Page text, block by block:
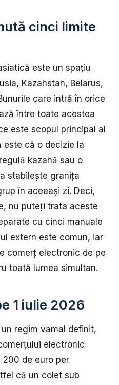
cinci limite
este un spațiu
Kazahstan, Belarus,
care intră în orice
între toate acestea
este scopul principal al
este că o decizie la
kazahă sau o
stabilește granița
în aceeași zi. Deci,
nu puteți trata aceste
cu cinci manuale
extern este comun, iar
comerț electronic de pe
toată lumea simultan.
1 iulie 2026
regim vamal definit,
electronic
200 de euro per
că un colet sub